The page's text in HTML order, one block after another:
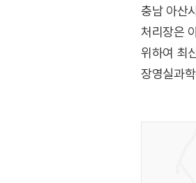
충남 아산
처리장은
위하여 최
장영실과